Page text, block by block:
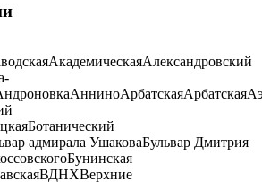
АкадемическаяАлександровский
АнниноАрбатскаяАрбатская
Ботанический
адмирала УшаковаБульвар Дмитрия
Бунинская
ВДНХВерхние